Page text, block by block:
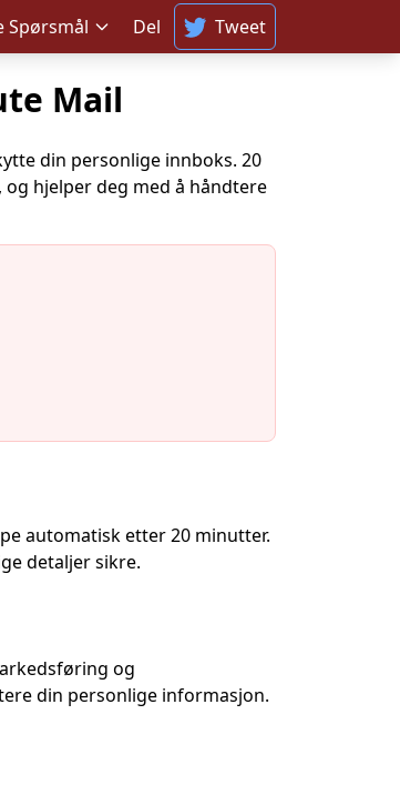
Spørsmål Del Tweet
Mail
din personlige innboks. 20
hjelper deg med å håndtere
automatisk etter 20 minutter.
detaljer sikre.
og
din personlige informasjon.